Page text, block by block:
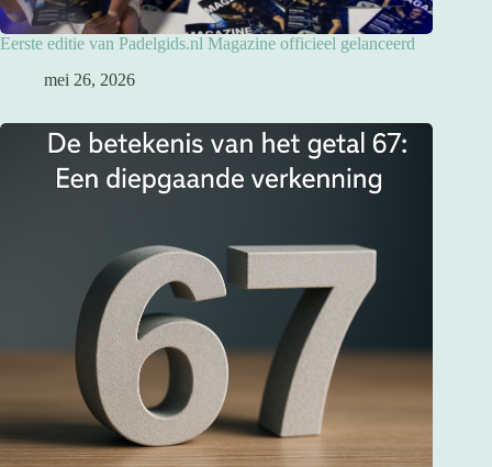
Eerste editie van Padelgids.nl Magazine officieel gelanceerd
mei 26, 2026